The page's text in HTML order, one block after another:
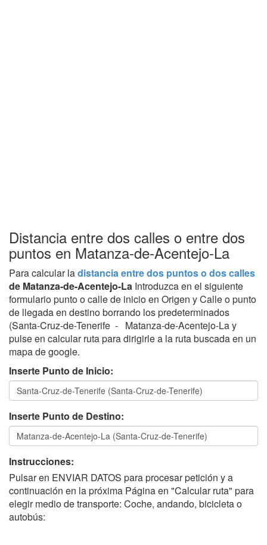
Distancia entre dos calles o entre dos
puntos en Matanza-de-Acentejo-La
Para calcular ladistancia entre dos puntos o dos calles
de Matanza-de-Acentejo-La Introduzca en el siguiente
formulario punto o calle de inicio en Origen y Calle o punto
de llegada en destino borrando los predeterminados
(Santa-Cruz-de-Tenerife - Matanza-de-Acentejo-La y
pulse en calcular ruta para dirigirle a la ruta buscada en un
mapa de google.
Inserte Punto de Inicio:
Inserte Punto de Destino:
Instrucciones:
Pulsar en ENVIAR DATOS para procesar petición y a
continuación en la próxima Página en "Calcular ruta" para
elegir medio de transporte: Coche, andando, bicicleta o
autobús: